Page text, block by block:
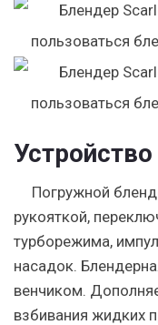
Погружной
рукояткой,
турборежима,
насадок.
венчиком.
взбивания жидких